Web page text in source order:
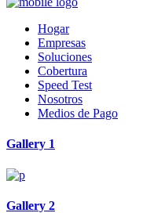
Hogar
Empresas
Soluciones
Cobertura
Speed Test
Nosotros
Medios de Pago
Gallery 1
Gallery 2